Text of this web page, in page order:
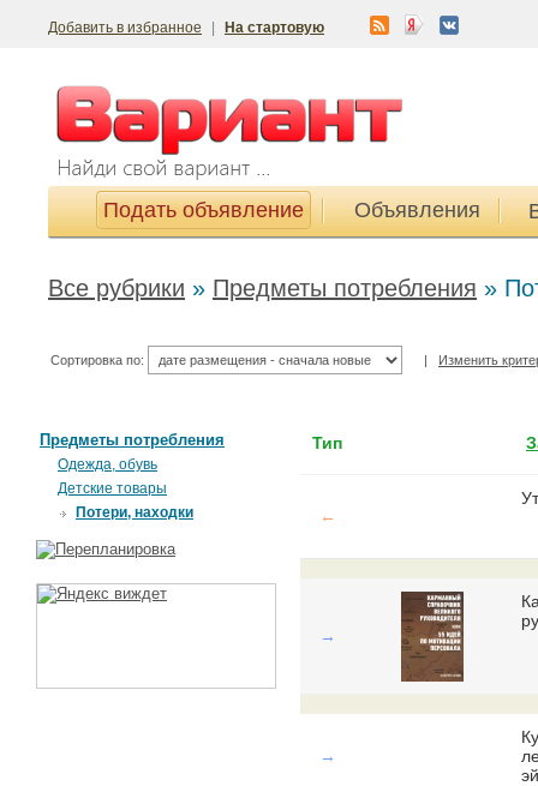
Добавить в избранное На стартовую
Подать объявление Объявления
Все рубрики » Предметы потребления »
Сортировка по: | Изменить
Предметы потребления
Одежда, обувь
Детские товары
Потери, находки
Тип
←
→
→